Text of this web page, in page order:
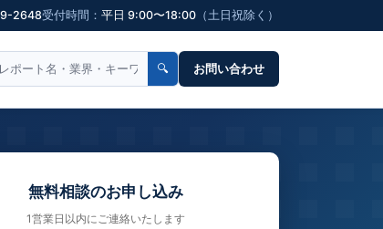
2648受付時間： 平日 9:00〜18:00 （土日祝除く）
🔍 お問い合わせ
無料相談のお申し込み
1営業日以内にご連絡いたします